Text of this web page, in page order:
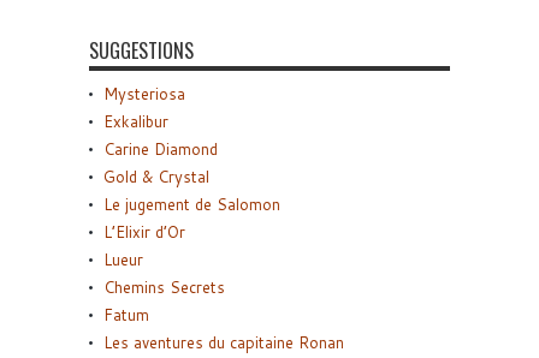
SUGGESTIONS
Mysteriosa
Exkalibur
Carine Diamond
Gold & Crystal
Le jugement de Salomon
L’Elixir d’Or
Lueur
Chemins Secrets
Fatum
Les aventures du capitaine Ronan